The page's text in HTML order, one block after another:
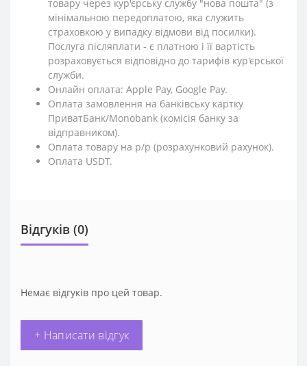
товару через кур'єрську службу "нова пошта" (з
мінімальною передоплатою, яка служить
страховкою у випадку відмови від посилки).
Послуга післяплати - є платною і її вартість
розраховується відповідно до тарифів кур'єрської
служби.
Онлайн оплата: Apple Pay, Google Pay.
Оплата замовлення на банківську картку
ПриватБанк/Monobank (комісія банку за
відправником).
Оплата товару на р/р (розрахунковий рахунок).
Оплата USDT.
Відгуків (0)
Немає відгуків про цей товар.
+ Написати відгук